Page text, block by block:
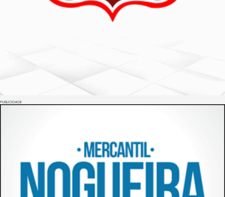
PUBLICIDADE